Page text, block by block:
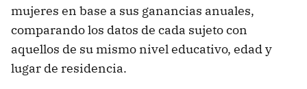
mujeres en base a sus ganancias anuales,
comparando los datos de cada sujeto con
aquellos de su mismo nivel educativo, edad y
lugar de residencia.